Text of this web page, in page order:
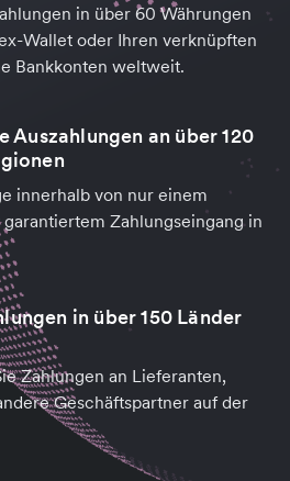
in über 60 Währungen
Wallet oder Ihren verknüpften
Bankkonten weltweit.
Auszahlungen an über 120
innerhalb von nur einem
Zahlungseingang in
in über 150 Länder
Zahlungen an Lieferanten,
Geschäftspartner auf der